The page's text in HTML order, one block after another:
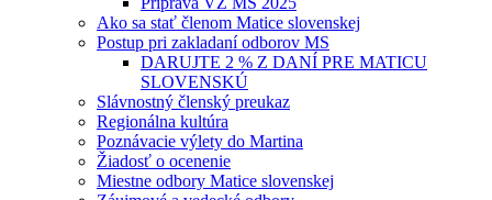
Ako sa stať členom Matice slovenskej
Postup pri zakladaní odborov MS
DARUJTE 2 % Z DANÍ PRE MATICU
SLOVENSKÚ
Slávnostný členský preukaz
Regionálna kultúra
Poznávacie výlety do Martina
Žiadosť o ocenenie
Miestne odbory Matice slovenskej